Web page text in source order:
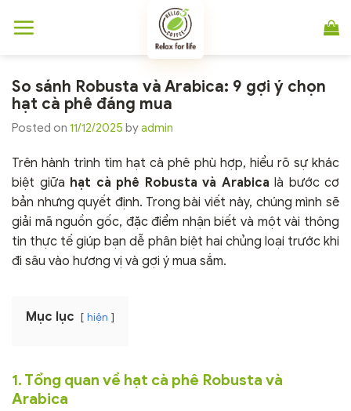
đến
So sánh Robusta và Arabica: 9 gợi ý chọn
hạt cà phê đáng mua
Posted on 11/12/2025 byadmin
Trên hành trình tìm hạt cà phê phù hợp, hiểu rõ sự khác
biệt giữa hạt cà phê Robusta và Arabica là bước cơ
bản nhưng quyết định. Trong bài viết này, chúng mình sẽ
giải mã nguồn gốc, đặc điểm nhận biết và một vài thông
tin thực tế giúp bạn dễ phân biệt hai chủng loại trước khi
đi sâu vào hương vị và gợi ý mua sắm.
Mục lục hiện
1. Tổng quan về hạt cà phê Robusta và
Arabica